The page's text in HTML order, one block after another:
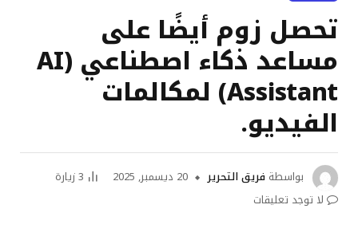
تحصل زوم أيضًا على
مساعد ذكاء اصطناعي (AI
Assistant) لمكالمات
الفيديو.
بواسطة فريق التحرير 20 ديسمبر, 2025 3زيارة
لا توجد تعليقات